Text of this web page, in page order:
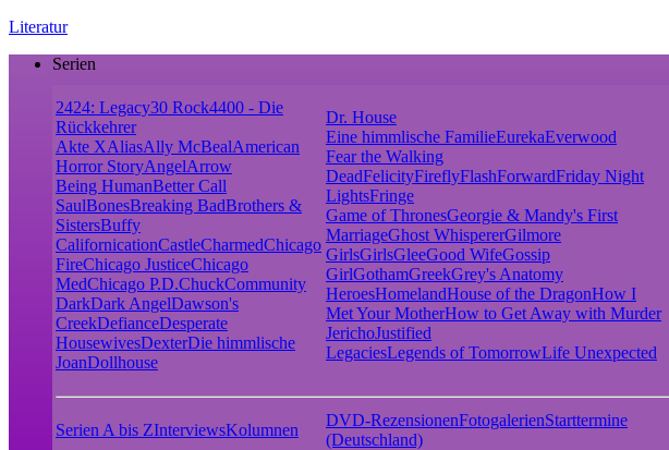
Literatur
Serien
2424: Legacy30 Rock4400 - Die
Rückkehrer
Akte XAliasAlly McBealAmerican
Horror StoryAngelArrow
Being HumanBetter Call
SaulBonesBreaking BadBrothers &
SistersBuffy
CalifornicationCastleCharmedChicago
FireChicago JusticeChicago
MedChicago P.D.ChuckCommunity
DarkDark AngelDawson's
CreekDefianceDesperate
HousewivesDexterDie himmlische
JoanDollhouse
Dr. House
Eine himmlische FamilieEurekaEverwood
Fear the Walking
DeadFelicityFireflyFlashForwardFriday Night
LightsFringe
Game of ThronesGeorgie & Mandy's First
MarriageGhost WhispererGilmore
GirlsGirlsGleeGood WifeGossip
GirlGothamGreekGrey's Anatomy
HeroesHomelandHouse of the DragonHow I
Met Your MotherHow to Get Away with Murder
JerichoJustified
LegaciesLegends of TomorrowLife Unexpected
Serien A bis ZInterviewsKolumnen
DVD-RezensionenFotogalerienStarttermine
(Deutschland)